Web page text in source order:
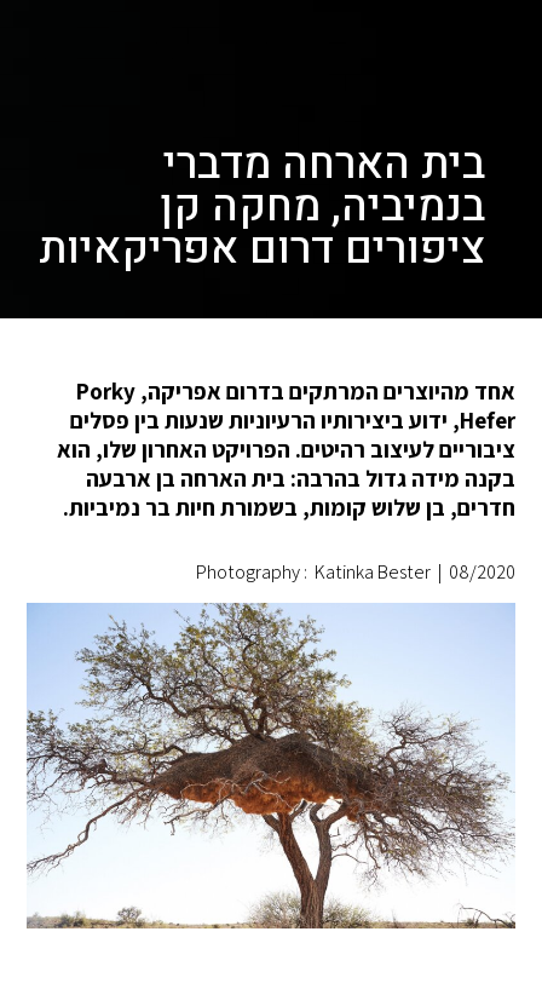
בית הארחה מדברי
בנמיביה, מחקה קן
ציפורים דרום אפריקאיות
אחד מהיוצרים המרתקים בדרום אפריקה, Porky
Hefer, ידוע ביצירותיו הרעיוניות שנעות בין פסלים
ציבוריים לעיצוב רהיטים. הפרויקט האחרון שלו, הוא
בקנה מידה גדול בהרבה: בית הארחה בן ארבעה
חדרים, בן שלוש קומות, בשמורת חיות בר נמיביות.
08/2020
|
Photography : Katinka Bester